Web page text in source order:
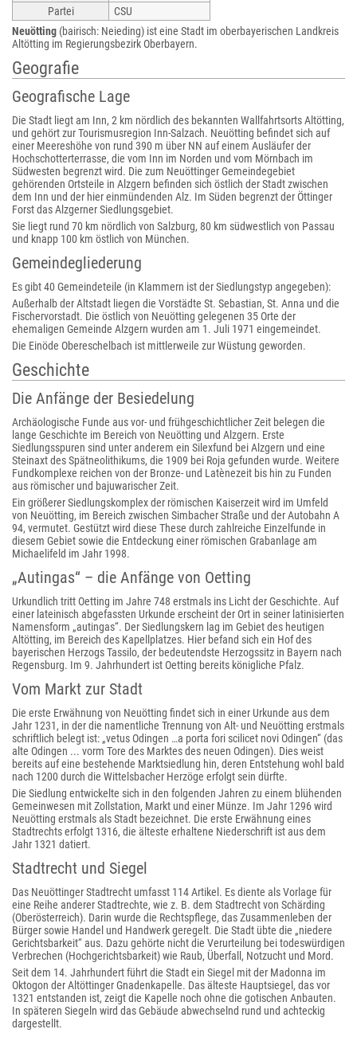
Partei
CSU
Neuötting (bairisch: Neieding) ist eine Stadt im oberbayerischen Landkreis
Altötting im Regierungsbezirk Oberbayern.
Geografie
Geografische Lage
Die Stadt liegt am Inn, 2 km nördlich des bekannten Wallfahrtsorts Altötting,
und gehört zur Tourismusregion Inn-Salzach. Neuötting befindet sich auf
einer Meereshöhe von rund 390 m über NN auf einem Ausläufer der
Hochschotterterrasse, die vom Inn im Norden und vom Mörnbach im
Südwesten begrenzt wird. Die zum Neuöttinger Gemeindegebiet
gehörenden Ortsteile in Alzgern befinden sich östlich der Stadt zwischen
dem Inn und der hier einmündenden Alz. Im Süden begrenzt der Öttinger
Forst das Alzgerner Siedlungsgebiet.
Sie liegt rund 70 km nördlich von Salzburg, 80 km südwestlich von Passau
und knapp 100 km östlich von München.
Gemeindegliederung
Es gibt 40 Gemeindeteile (in Klammern ist der Siedlungstyp angegeben):
Außerhalb der Altstadt liegen die Vorstädte St. Sebastian, St. Anna und die
Fischervorstadt. Die östlich von Neuötting gelegenen 35 Orte der
ehemaligen Gemeinde Alzgern wurden am 1. Juli 1971 eingemeindet.
Die Einöde Obereschelbach ist mittlerweile zur Wüstung geworden.
Geschichte
Die Anfänge der Besiedelung
Archäologische Funde aus vor- und frühgeschichtlicher Zeit belegen die
lange Geschichte im Bereich von Neuötting und Alzgern. Erste
Siedlungsspuren sind unter anderem ein Silexfund bei Alzgern und eine
Steinaxt des Spätneolithikums, die 1909 bei Roja gefunden wurde. Weitere
Fundkomplexe reichen von der Bronze- und Latènezeit bis hin zu Funden
aus römischer und bajuwarischer Zeit.
Ein größerer Siedlungskomplex der römischen Kaiserzeit wird im Umfeld
von Neuötting, im Bereich zwischen Simbacher Straße und der Autobahn A
94, vermutet. Gestützt wird diese These durch zahlreiche Einzelfunde in
diesem Gebiet sowie die Entdeckung einer römischen Grabanlage am
Michaelifeld im Jahr 1998.
„Autingas“ – die Anfänge von Oetting
Urkundlich tritt Oetting im Jahre 748 erstmals ins Licht der Geschichte. Auf
einer lateinisch abgefassten Urkunde erscheint der Ort in seiner latinisierten
Namensform „autingas“. Der Siedlungskern lag im Gebiet des heutigen
Altötting, im Bereich des Kapellplatzes. Hier befand sich ein Hof des
bayerischen Herzogs Tassilo, der bedeutendste Herzogssitz in Bayern nach
Regensburg. Im 9. Jahrhundert ist Oetting bereits königliche Pfalz.
Vom Markt zur Stadt
Die erste Erwähnung von Neuötting findet sich in einer Urkunde aus dem
Jahr 1231, in der die namentliche Trennung von Alt- und Neuötting erstmals
schriftlich belegt ist: „vetus Odingen …a porta fori scilicet novi Odingen“ (das
alte Odingen ... vorm Tore des Marktes des neuen Odingen). Dies weist
bereits auf eine bestehende Marktsiedlung hin, deren Entstehung wohl bald
nach 1200 durch die Wittelsbacher Herzöge erfolgt sein dürfte.
Die Siedlung entwickelte sich in den folgenden Jahren zu einem blühenden
Gemeinwesen mit Zollstation, Markt und einer Münze. Im Jahr 1296 wird
Neuötting erstmals als Stadt bezeichnet. Die erste Erwähnung eines
Stadtrechts erfolgt 1316, die älteste erhaltene Niederschrift ist aus dem
Jahr 1321 datiert.
Stadtrecht und Siegel
Das Neuöttinger Stadtrecht umfasst 114 Artikel. Es diente als Vorlage für
eine Reihe anderer Stadtrechte, wie z. B. dem Stadtrecht von Schärding
(Oberösterreich). Darin wurde die Rechtspflege, das Zusammenleben der
Bürger sowie Handel und Handwerk geregelt. Die Stadt übte die „niedere
Gerichtsbarkeit“ aus. Dazu gehörte nicht die Verurteilung bei todeswürdigen
Verbrechen (Hochgerichtsbarkeit) wie Raub, Überfall, Notzucht und Mord.
Seit dem 14. Jahrhundert führt die Stadt ein Siegel mit der Madonna im
Oktogon der Altöttinger Gnadenkapelle. Das älteste Hauptsiegel, das vor
1321 entstanden ist, zeigt die Kapelle noch ohne die gotischen Anbauten.
In späteren Siegeln wird das Gebäude abwechselnd rund und achteckig
dargestellt.